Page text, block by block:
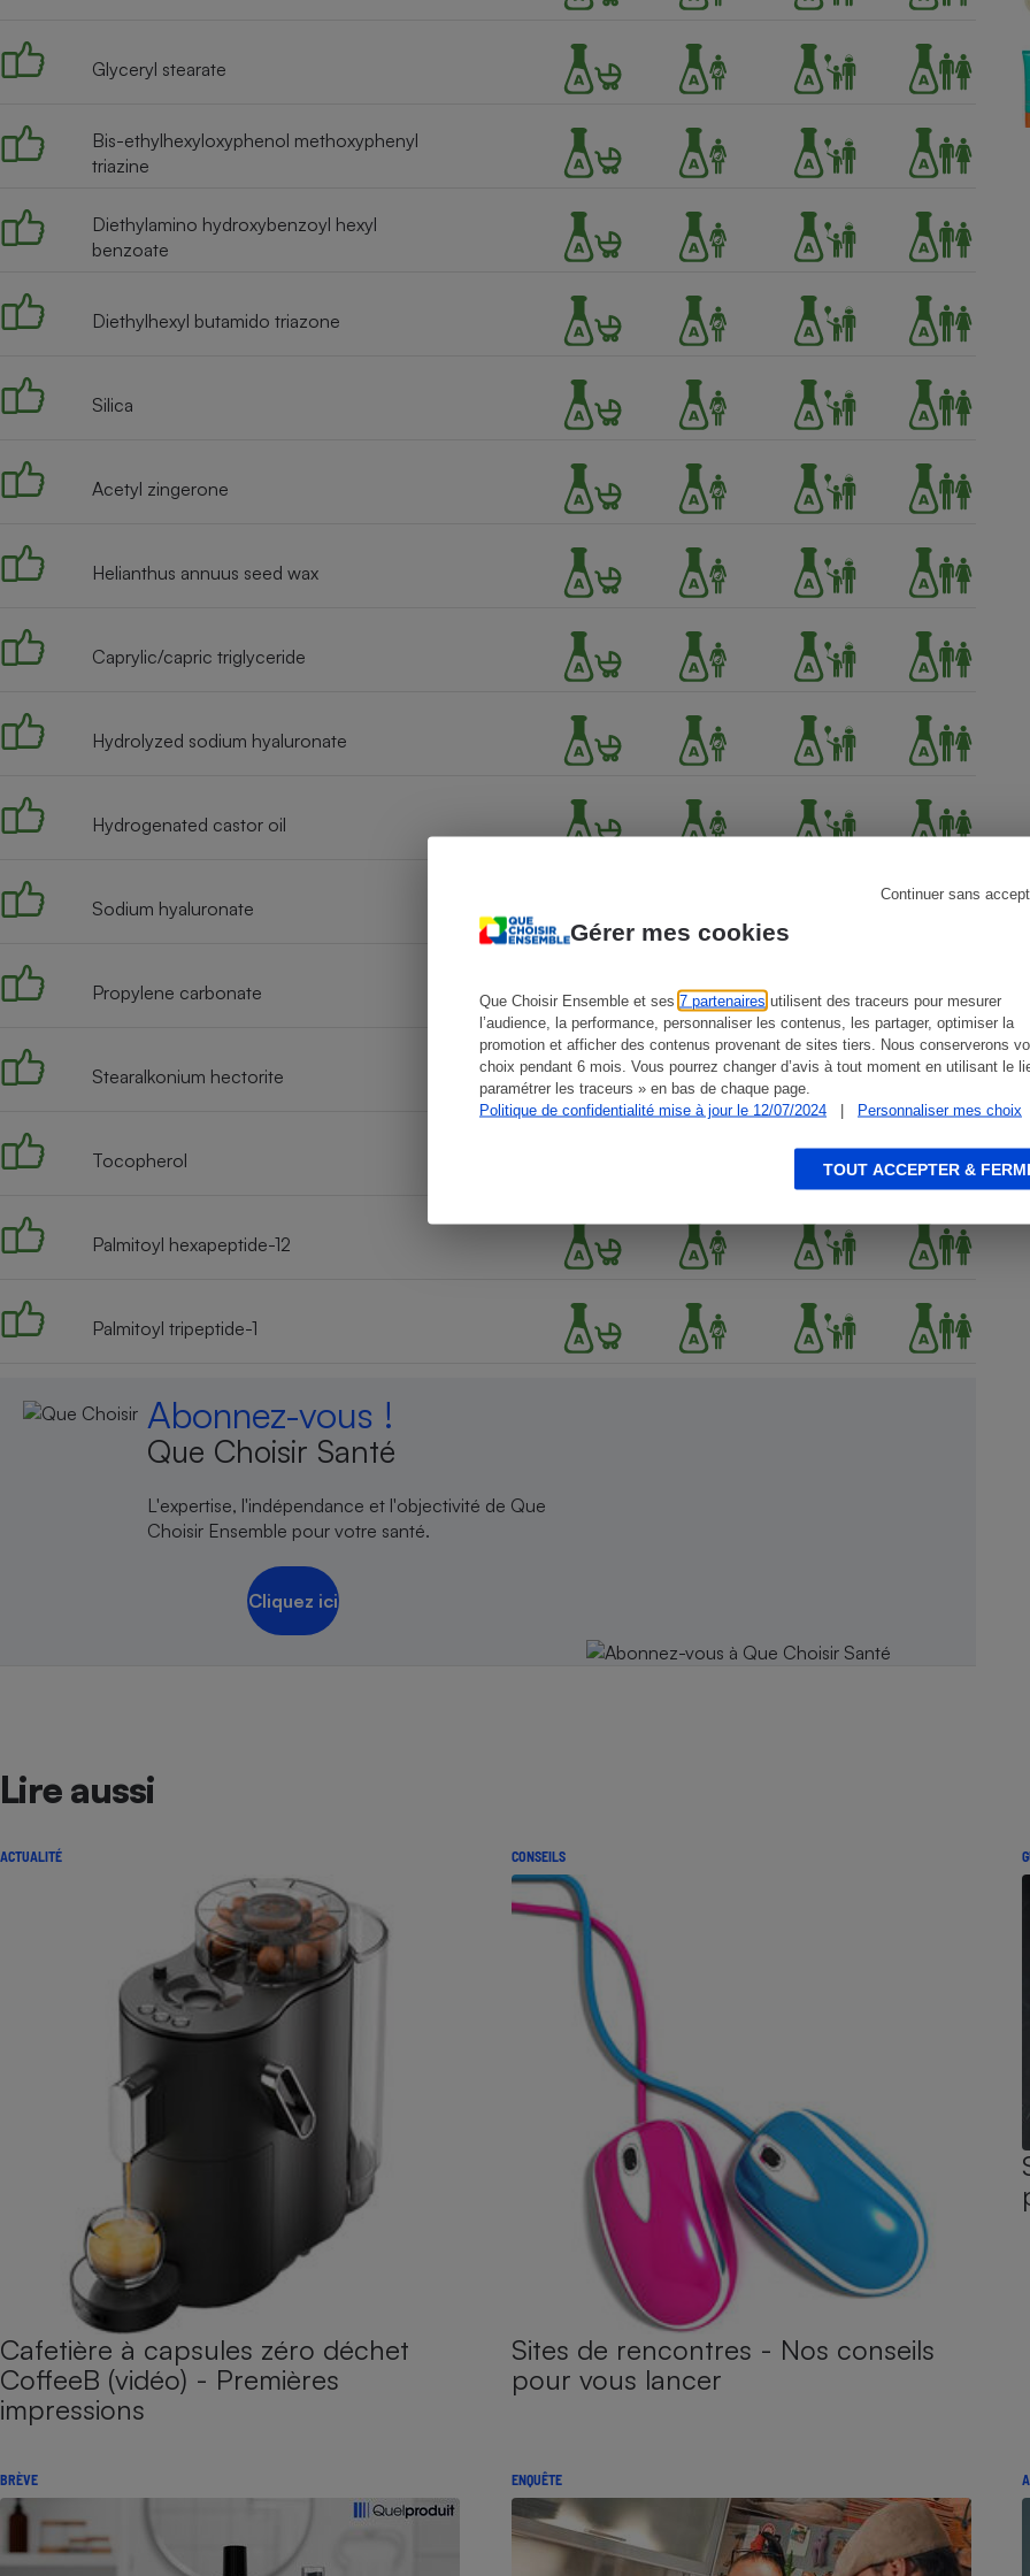
Gérer mes cookies
Que Choisir Ensemble et ses 7 partenaires utilisent des traceurs pour mesurer
l’audience, la performance, personnaliser les contenus, les partager, optimiser la
promotion et afficher des contenus provenant de sites tiers. Nous conserverons
choix pendant 6 mois. Vous pourrez changer d’avis à tout moment en utilisant le
paramétrer les traceurs » en bas de chaque page.
Politique de confidentialité mise à jour le 12/07/2024
| Personnaliser mes choix
Continuer sans
TOUT ACCEPTER &
Glyceryl stearate
Bis-ethylhexyloxyphenol methoxyphenyl
triazine
Diethylamino hydroxybenzoyl hexyl
benzoate
Diethylhexyl butamido triazone
Silica
Acetyl zingerone
Helianthus annuus seed wax
Caprylic/capric triglyceride
Hydrolyzed sodium hyaluronate
Hydrogenated castor oil
Sodium hyaluronate
Propylene carbonate
Stearalkonium hectorite
Tocopherol
Palmitoyl hexapeptide-12
Palmitoyl tripeptide-1
Abonnez-vous !
Que Choisir Santé
L'expertise, l'indépendance et l'objectivité de Que
Choisir Ensemble pour votre santé.
Cliquez ici
Lire aussi
ACTUALITÉ
Cafetière à capsules zéro déchet
CoffeeB (vidéo) - Premières
impressions
CONSEILS
Sites de rencontres - Nos conseils
pour vous lancer
BRÈVE ENQUÊTE
induction
Appareil photo
Électricité - Gaz
Climatiseur -
Lessive